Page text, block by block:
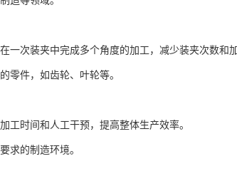
次装夹中完成多个角度的加工，减少装夹次数和
件，如齿轮、叶轮等。
时间和人工干预，提高整体生产效率。
求的制造环境。